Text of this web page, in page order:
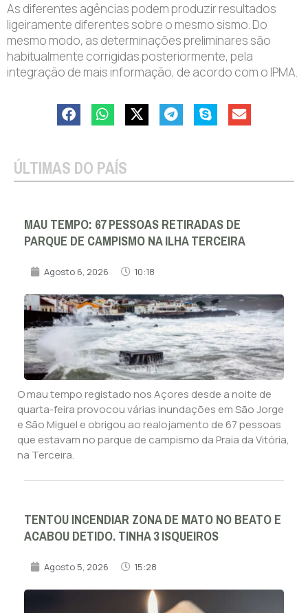
As diferentes agências podem produzir resultados
ligeiramente diferentes sobre o mesmo sismo. Do
mesmo modo, as determinações preliminares são
habitualmente corrigidas posteriormente, pela
integração de mais informação, de acordo com o IPMA.
ÚLTIMAS DO PAÍS
MAU TEMPO: 67 PESSOAS RETIRADAS DE
PARQUE DE CAMPISMO NA ILHA TERCEIRA
Agosto 6, 2026 10:18
O mau tempo registado nos Açores desde a noite de
quarta-feira provocou várias inundações em São Jorge
e São Miguel e obrigou ao realojamento de 67 pessoas
que estavam no parque de campismo da Praia da Vitória,
na Terceira.
TENTOU INCENDIAR ZONA DE MATO NO BEATO E
ACABOU DETIDO. TINHA 3 ISQUEIROS
Agosto 5, 2026 15:28